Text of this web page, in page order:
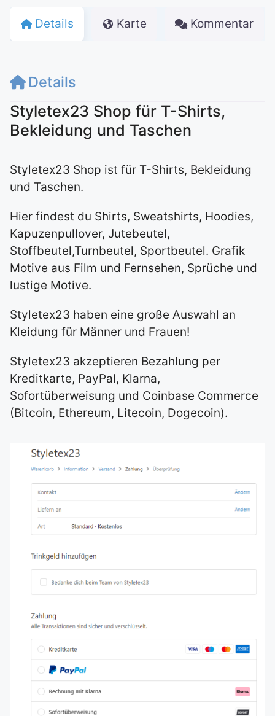
Details Karte Kommentar
Details
Styletex23 Shop für T-Shirts,
Bekleidung und Taschen
Styletex23 Shop ist für T-Shirts, Bekleidung
und Taschen.
Hier findest du Shirts, Sweatshirts, Hoodies,
Kapuzenpullover, Jutebeutel,
Stoffbeutel,Turnbeutel, Sportbeutel. Grafik
Motive aus Film und Fernsehen, Sprüche und
lustige Motive.
Styletex23 haben eine große Auswahl an
Kleidung für Männer und Frauen!
Styletex23 akzeptieren Bezahlung per
Kreditkarte, PayPal, Klarna,
Sofortüberweisung und Coinbase Commerce
(Bitcoin, Ethereum, Litecoin, Dogecoin).